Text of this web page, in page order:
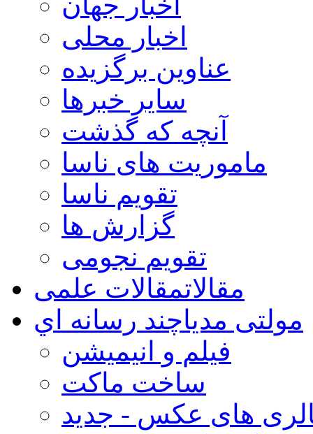
اخبار محلی
عناوین برگزیده
سایر خبرها
آنچه که گذشت
ماموریت های ناسا
تقویم ناسا
گزارش ها
تقویم نجومی
مقالاتمقالات علمی
مولتی مدیاچند رسانه اي
فیلم و انیمیشن
ساخت ماکت
های عکس - جدید